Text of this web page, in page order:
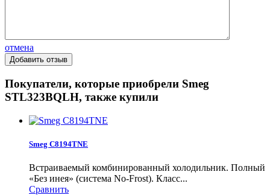
отмена
Покупатели, которые приобрели Smeg
STL323BQLH, также купили
Smeg C8194TNE
Встраиваемый комбинированный холодильник. Полный
«Без инея» (система No-Frost). Класс...
Сравнить